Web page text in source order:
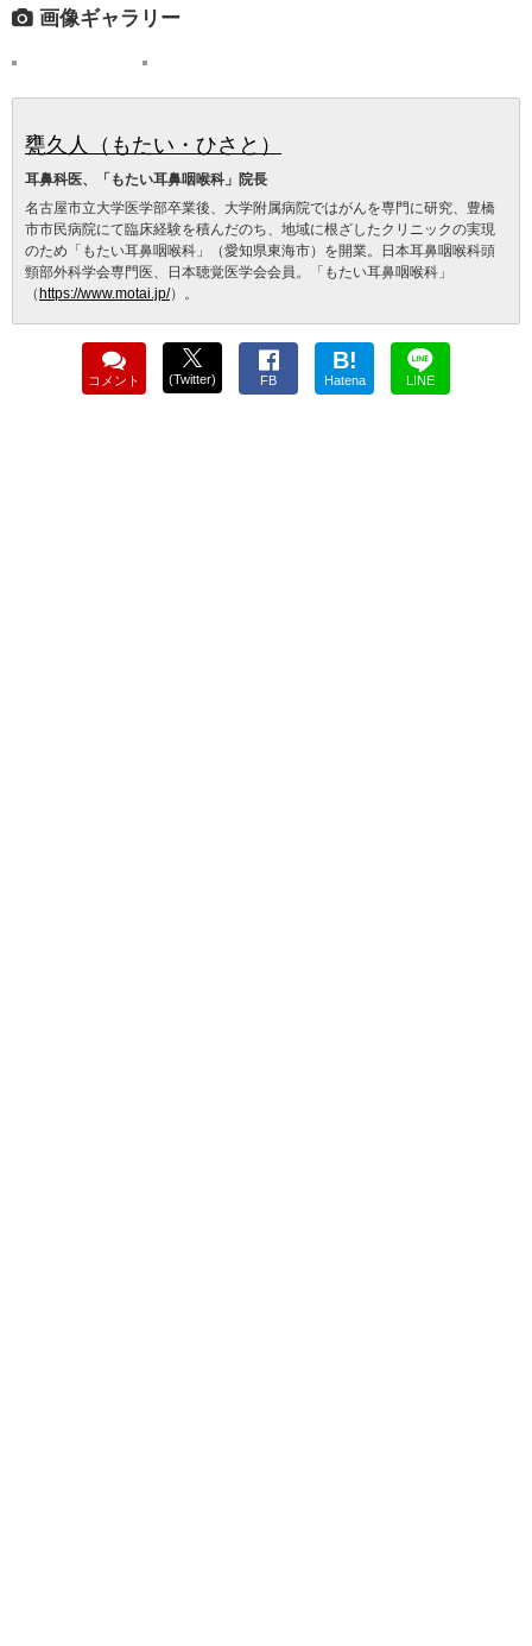
画像ギャラリー
甕久人（もたい・ひさと）
耳鼻科医、「もたい耳鼻咽喉科」院長
名古屋市立大学医学部卒業後、大学附属病院ではがんを専門に研究、豊橋
市市民病院にて臨床経験を積んだのち、地域に根ざしたクリニックの実現
のため「もたい耳鼻咽喉科」（愛知県東海市）を開業。日本耳鼻咽喉科頭
頸部外科学会専門医、日本聴覚医学会会員。「もたい耳鼻咽喉科」
（ https://www.motai.jp/）。
コメント (Twitter) FB
B!
Hatena LINE